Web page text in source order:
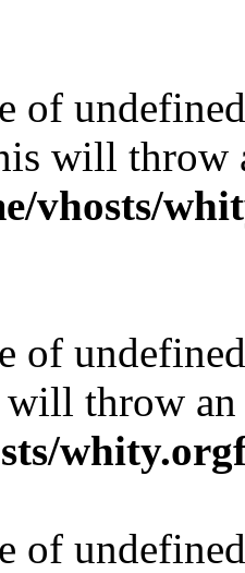
of
will throw
vhosts/
of
throw an
of